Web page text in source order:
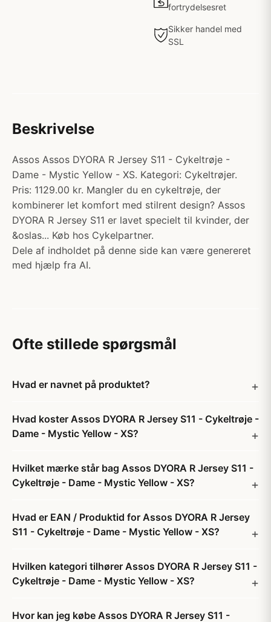
fortrydelsesret
Sikker handel med
SSL
Beskrivelse
Assos Assos DYORA R Jersey S11 - Cykeltrøje -
Dame - Mystic Yellow - XS. Kategori: Cykeltrøjer.
Pris: 1129.00 kr. Mangler du en cykeltrøje, der
kombinerer let komfort med stilrent design? Assos
DYORA R Jersey S11 er lavet specielt til kvinder, der
&oslas... Køb hos Cykelpartner.
Dele af indholdet på denne side kan være genereret
med hjælp fra AI.
Ofte stillede spørgsmål
Hvad er navnet på produktet?
Hvad koster Assos DYORA R Jersey S11 - Cykeltrøje -
Dame - Mystic Yellow - XS?
Hvilket mærke står bag Assos DYORA R Jersey S11 -
Cykeltrøje - Dame - Mystic Yellow - XS?
Hvad er EAN / Produktid for Assos DYORA R Jersey
S11 - Cykeltrøje - Dame - Mystic Yellow - XS?
Hvilken kategori tilhører Assos DYORA R Jersey S11 -
Cykeltrøje - Dame - Mystic Yellow - XS?
Hvor kan jeg købe Assos DYORA R Jersey S11 -